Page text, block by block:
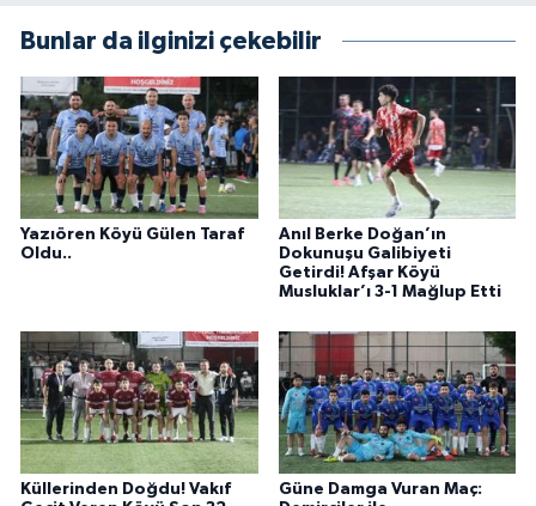
Bunlar da ilginizi çekebilir
Yazıören Köyü Gülen Taraf
Oldu..
Anıl Berke Doğan’ın
Dokunuşu Galibiyeti
Getirdi! Afşar Köyü
Musluklar’ı 3-1 Mağlup Etti
Küllerinden Doğdu! Vakıf
Güne Damga Vuran Maç: